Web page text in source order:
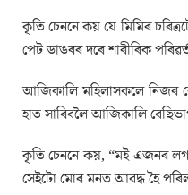
কৃতি চেননে কয় যে মিমিৰ
পেট ডাঙৰৰ দৰে শাৰীৰিক
আজিকালি মহিলাসকলে নিজৰ
হাত সাৰিবলৈ আজিকালি
কৃতি চেননে কয়, “মই এজনৰ
সেইটো মোৰ মনত আবদ্ধ হৈ